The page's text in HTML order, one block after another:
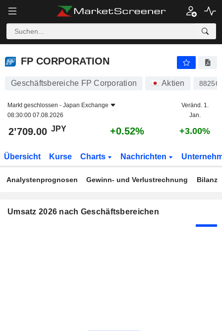
FP CORPORATION
FP CORPORATION
Geschäftsbereiche FP Corporation Aktien
Markt geschlossen - Japan Exchange
08:30:00 07.08.2026
Veränd. 1.
Jan.
2’709.00 JPY +0.52% +3.00%
Übersicht Kurse Charts Nachrichten
Analystenprognosen Gewinn- und Verlustrechnung Bilanz
Umsatz 2026 nach Geschäftsbereichen